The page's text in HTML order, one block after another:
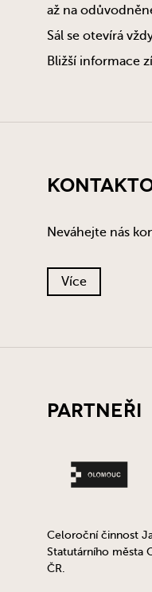
až na
Sál se otevírá
Bližší informace
Neváhejte nás
Více
Partneři
Celoroční činnost
Statutárního města
ČR.